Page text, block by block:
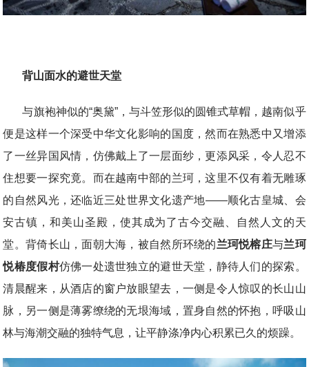
背山面水的避世天堂
与旗袍神似的“奥黛”，与斗笠形似的圆锥式草帽，越南似乎
便是这样一个深受中华文化影响的国度，然而在熟悉中又增添
了一丝异国风情，仿佛戴上了一层面纱，更添风采，令人忍不
住想要一探究竟。而在越南中部的兰珂，这里不仅有着无雕琢
的自然风光，还临近三处世界文化遗产地——顺化古皇城、会
安古镇，和美山圣殿，使其成为了古今交融、自然人文的天
堂。背倚长山，面朝大海，被自然所环绕的兰珂悦榕庄与兰珂
悦椿度假村仿佛一处遗世独立的避世天堂，静待人们的探索。
清晨醒来，从酒店的窗户放眼望去，一侧是令人惊叹的长山山
脉，另一侧是薄雾缭绕的无垠海域，置身自然的怀抱，呼吸山
林与海潮交融的独特气息，让平静涤净内心积累已久的烦躁。